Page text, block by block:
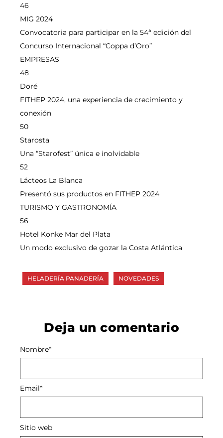
46
MIG 2024
Convocatoria para participar en la 54ª edición del
Concurso Internacional “Coppa d’Oro”
EMPRESAS
48
Doré
FITHEP 2024, una experiencia de crecimiento y
conexión
50
Starosta
Una “Starofest” única e inolvidable
52
Lácteos La Blanca
Presentó sus productos en FITHEP 2024
TURISMO Y GASTRONOMÍA
56
Hotel Konke Mar del Plata
Un modo exclusivo de gozar la Costa Atlántica
HELADERÍA PANADERÍA NOVEDADES
Deja un comentario
Nombre*
Email*
Sitio web
Alternative: